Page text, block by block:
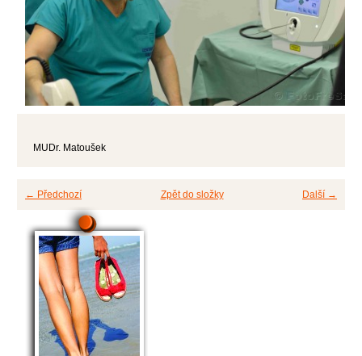
MUDr. Matoušek
← Předchozí Další →
Zpět do složky